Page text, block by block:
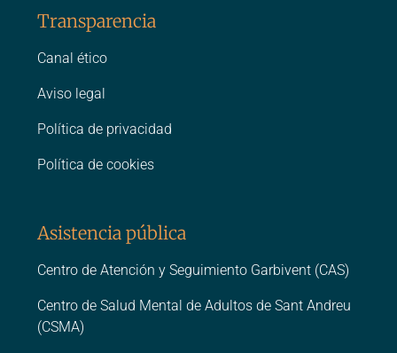
Transparencia
Canal ético
Aviso legal
Política de privacidad
Política de cookies
Asistencia pública
Centro de Atención y Seguimiento Garbivent (CAS)
Centro de Salud Mental de Adultos de Sant Andreu
(CSMA)